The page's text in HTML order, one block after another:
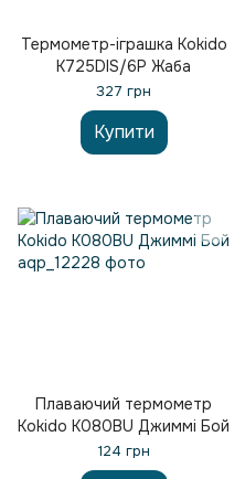
Термометр-іграшка Kokido
K725DIS/6P Жаба
327 грн
Купити
Плаваючий термометр
Kokido K080BU Джиммі Бой
124 грн